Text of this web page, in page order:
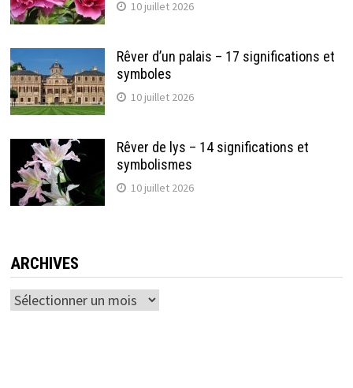
10 juillet 2026
Rêver d’un palais – 17 significations et
symboles
10 juillet 2026
Rêver de lys – 14 significations et
symbolismes
10 juillet 2026
ARCHIVES
Archives